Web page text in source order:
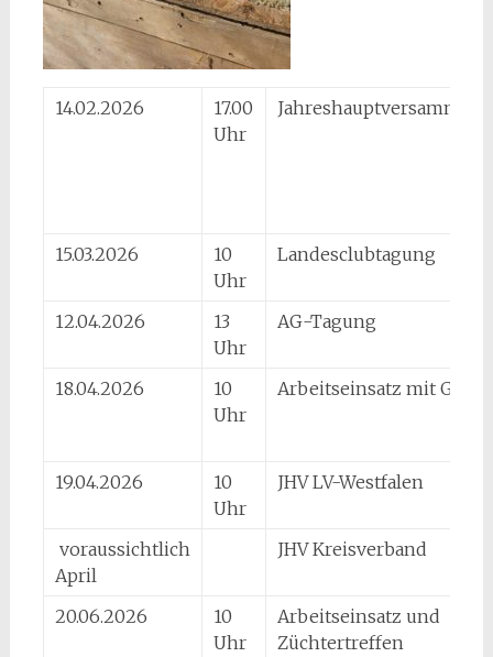
14.02.2026
17.00
Uhr
15.03.2026
10
Uhr
Landesclubtagung
12.04.2026
13
Uhr
AG-Tagung
18.04.2026
10
Uhr
Arbeitseinsatz mit
19.04.2026
10
Uhr
JHV LV-Westfalen
voraussichtlich
April
JHV Kreisverband
20.06.2026
10
Uhr
Arbeitseinsatz und
Züchtertreffen